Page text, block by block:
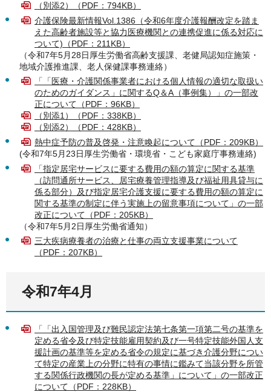
（別添2）（PDF：794KB）
介護保険最新情報Vol.1386（令和6年度介護報酬改定を踏ま
えた高齢者施設等と協力医療機関との連携促進に係る対応に
ついて)（PDF：211KB）
（令和7年5月28日厚生労働省高齢支援課、老健局認知症施策・
地域介護推進課、老人保健課事務連絡）
「「医療・介護関係事業者における個人情報の適切な取扱い
のためのガイダンス」に関するQ＆A（事例集）」の一部改
正について（PDF：96KB）
（別添1）（PDF：338KB）
（別添2）（PDF：428KB）
熱中症予防の普及啓発・注意喚起について（PDF：209KB）
(令和7年5月23日厚生労働省・環境省・こども家庭庁事務連絡)
「指定居宅サービスに要する費用の額の算定に関する基準
（訪問通所サービス、居宅療養管理指導及び福祉用具貸与に
係る部分）及び指定居宅介護支援に要する費用の額の算定に
関する基準の制定に伴う実施上の留意事項について」の一部
改正について（PDF：205KB）
（令和7年5月2日厚生労働省通知）
三大疾病療養者の治療と仕事の両立支援事業について
（PDF：207KB）
令和7年4月
「「出入国管理及び難民認定法第七条第一項第二号の基準を
定める省令及び特定技能雇用契約及び一号特定技能外国人支
援計画の基準等を定める省令の規定に基づき介護分野につい
て特定の産業上の分野に特有の事情に鑑みて当該分野を所管
する関係行政機関の長が定める基準」について」の一部改正
について（PDF：228KB）